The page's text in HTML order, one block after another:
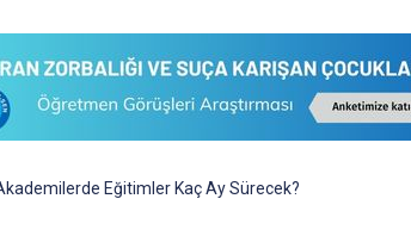
Eğitimler Kaç Ay Sürecek?